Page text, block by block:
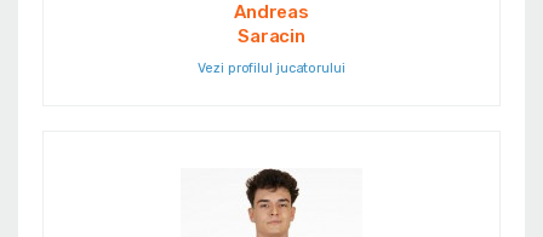
Andreas
Saracin
Vezi profilul jucatorului